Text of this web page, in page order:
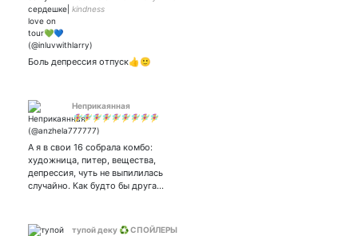
kindness
Боль депрессия отпуск👍🙂
Неприкаянная
🧚‍♀️🧚‍♀️🧚‍♀️🧚‍♀️🧚‍♀️🧚‍♀️🧚‍♀️🧚‍♀️🧚‍♀️
А я в свои 16 собрала комбо:
художница, питер, вещества,
депрессия, чуть не выпилилась
случайно. Как будто бы друга…
тупой деку ♻️ СПОЙЛЕРЫ